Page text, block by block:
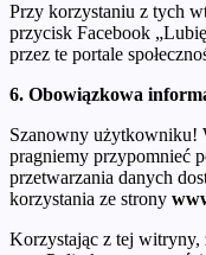
Przy korzystaniu z tych
przycisk Facebook
przez te portale
6. Obowiązkowa
Szanowny użytkowniku!
pragniemy przypomnieć
przetwarzania danych
korzystania ze strony
Korzystając z tej witryny,